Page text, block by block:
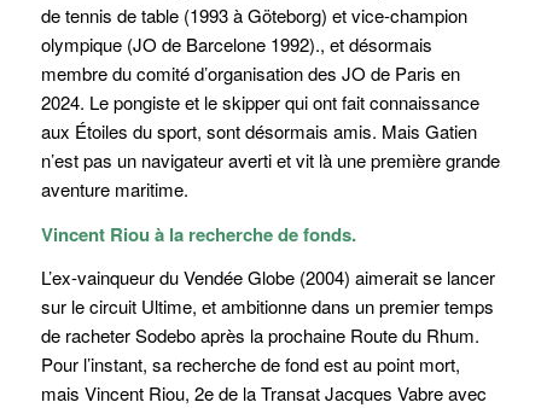
de tennis de table (1993 à Göteborg) et vice-champion
olympique (JO de Barcelone 1992)., et désormais
membre du comité d’organisation des JO de Paris en
2024. Le pongiste et le skipper qui ont fait connaissance
aux Étoiles du sport, sont désormais amis. Mais Gatien
n’est pas un navigateur averti et vit là une première grande
aventure maritime.
Vincent Riou à la recherche de fonds.
L’ex-vainqueur du Vendée Globe (2004) aimerait se lancer
sur le circuit Ultime, et ambitionne dans un premier temps
de racheter Sodebo après la prochaine Route du Rhum.
Pour l’instant, sa recherche de fond est au point mort,
mais Vincent Riou, 2e de la Transat Jacques Vabre avec